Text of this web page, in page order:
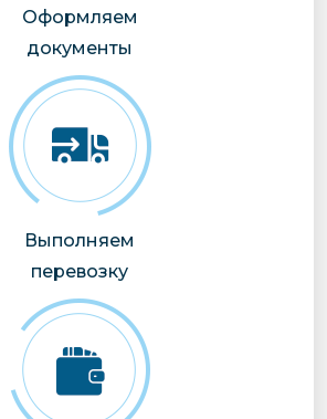
Оформляем
документы
Выполняем
перевозку